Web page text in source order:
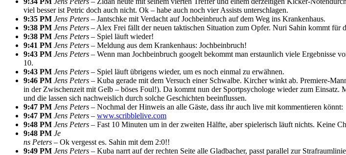
viel besser ist Petric doch auch nicht. Ok – habe auch noch vier Assists unterschlagen.
9:35 PM Jens Peters – Jantschke mit Verdacht auf Jochbeinbruch auf dem Weg ins Krankenhaus.
9:38 PM Jens Peters – Alex Frei fällt der neuen taktischen Situation zum Opfer. Nuri Sahin kommt für
9:38 PM Jens Peters – Spiel läuft wieder!
9:41 PM Jens Peters – Meldung aus dem Krankenhaus: Jochbeinbruch!
9:43 PM Jens Peters – Wenn man Jochbeinbruch googelt bekommt man erstaunlich viele Ergebnisse
10.
9:43 PM Jens Peters – Spiel läuft übrigens wieder, um es noch einmal zu erwähnen.
9:46 PM Jens Peters – Kuba gerade mit dem Versuch einer Schwalbe. Kircher winkt ab. Premiere-
in der Zwischenzeit mit Gelb – böses Foul!). Da kommt nun der Sportpsychologe wieder zum
und die lassen sich nachweislich durch solche Geschichten beeinflussen.
9:47 PM Jens Peters – Nochmal der Hinweis an alle Gäste, dass ihr auch live mit kommentieren könnt:
9:47 PM Jens Peters – www.scribblelive.com
9:48 PM Jens Peters – Fast 10 Minuten um in der zweiten Hälfte, aber spielerisch läuft nichts. Keine
9:48 PM Je
ns Peters – Ok vergesst es. Sahin mit dem 2:0!!
9:49 PM Jens Peters – Kuba narrt auf der rechten Seite alle Gladbacher, passt parallel zur